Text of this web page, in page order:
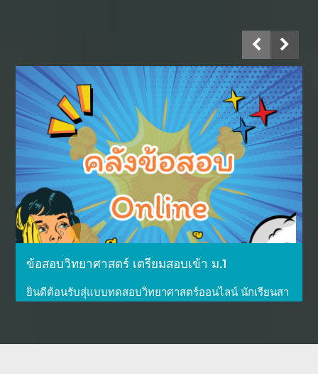
วิทย์ ป.6
กลุ่มเรียนวิทย์ ป.6 ...More